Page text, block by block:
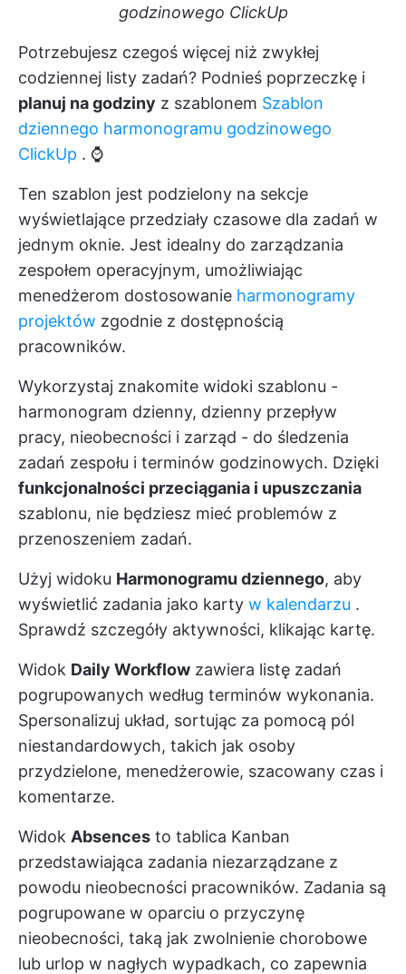
godzinowego ClickUp
Potrzebujesz czegoś więcej niż zwykłej
codziennej listy zadań? Podnieś poprzeczkę i
planuj na godziny z szablonem Szablon
dziennego harmonogramu godzinowego
ClickUp . ⌚
Ten szablon jest podzielony na sekcje
wyświetlające przedziały czasowe dla zadań w
jednym oknie. Jest idealny do zarządzania
zespołem operacyjnym, umożliwiając
menedżerom dostosowanie harmonogramy
projektów zgodnie z dostępnością
pracowników.
Wykorzystaj znakomite widoki szablonu -
harmonogram dzienny, dzienny przepływ
pracy, nieobecności i zarząd - do śledzenia
zadań zespołu i terminów godzinowych. Dzięki
funkcjonalności przeciągania i upuszczania
szablonu, nie będziesz mieć problemów z
przenoszeniem zadań.
Użyj widoku Harmonogramu dziennego, aby
wyświetlić zadania jako karty w kalendarzu .
Sprawdź szczegóły aktywności, klikając kartę.
Widok Daily Workflow zawiera listę zadań
pogrupowanych według terminów wykonania.
Spersonalizuj układ, sortując za pomocą pól
niestandardowych, takich jak osoby
przydzielone, menedżerowie, szacowany czas i
komentarze.
Widok Absences to tablica Kanban
przedstawiająca zadania niezarządzane z
powodu nieobecności pracowników. Zadania są
pogrupowane w oparciu o przyczynę
nieobecności, taką jak zwolnienie chorobowe
lub urlop w nagłych wypadkach, co zapewnia